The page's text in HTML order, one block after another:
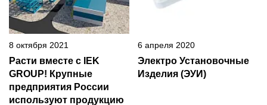
8 октября 2021
Расти вместе с IEK
GROUP! Крупные
предприятия России
используют продукцию
6 апреля 2020
Электро Установочные
Изделия (ЭУИ)